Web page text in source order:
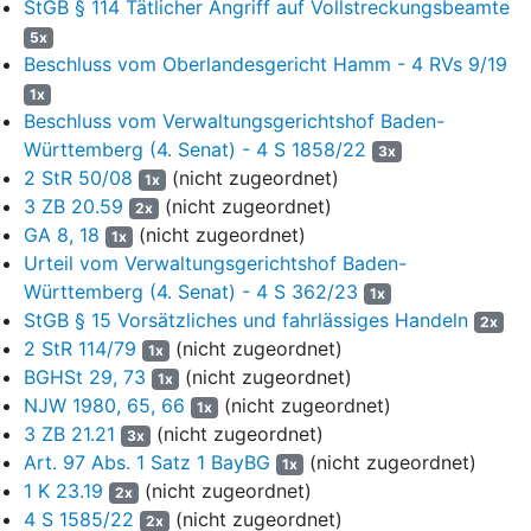
einen Polizeibeamten geschlagen habe (vgl. dazu S. 6 des
amtsgerichtlichen Urteils vom 04.04.2023 – XXX –).
4
In seiner Dienstunfallmeldung vom 27.12.2022 (vgl. BA 7)
schilderte der Kläger das Geschehen auszugsweise wie
folgt:
5
„(…) Da dies nicht ausreichte, um den Betroffenen zu
Boden zu bringen, griff ich ihn mit meiner rechten Hand
im Nacken und drückte ihn hier ebenfalls nach unten.
Hiergegen stemmte sich der Betroffene gegen meine
rechte Hand, weshalb ich hohe Kraft aufwenden musste.
Während dieses nach unten Drücken mit der rechten
Hand hörte ich ein deutliches Knacken in meiner rechten
Hand.“
6
In seiner Vernehmung in der mündlichen Verhandlung vor
dem Amtsgericht XXX schilderte der Kläger das Geschehen
wie folgt (vgl. dazu nur das Protokoll, S. 3, AS 120 der Akte der
Staatsanwaltschaft XXX)
StGB § 114 Tätlicher Angriff auf Vollstreckungsbeamte
5x
Beschluss vom Oberlandesgericht Hamm - 4 RVs 9/19
1x
Beschluss vom Verwaltungsgerichtshof Baden-
Württemberg (4. Senat) - 4 S 1858/22
3x
2 StR 50/08 1x (nicht zugeordnet)
3 ZB 20.59
2x (nicht zugeordnet)
GA 8, 18
1x (nicht zugeordnet)
Urteil vom Verwaltungsgerichtshof Baden-
Württemberg (4. Senat) - 4 S 362/23
1x
StGB § 15 Vorsätzliches und fahrlässiges Handeln 2x
2 StR 114/79 1x (nicht zugeordnet)
BGHSt 29, 73
1x (nicht zugeordnet)
NJW 1980, 65, 66
1x (nicht zugeordnet)
3 ZB 21.21
3x (nicht zugeordnet)
Art. 97 Abs. 1 Satz 1 BayBG
1x (nicht zugeordnet)
1 K 23.19
2x (nicht zugeordnet)
4 S 1585/22
2x (nicht zugeordnet)